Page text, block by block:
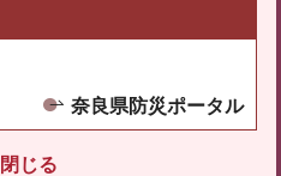
奈良県防災ポータル
閉じる